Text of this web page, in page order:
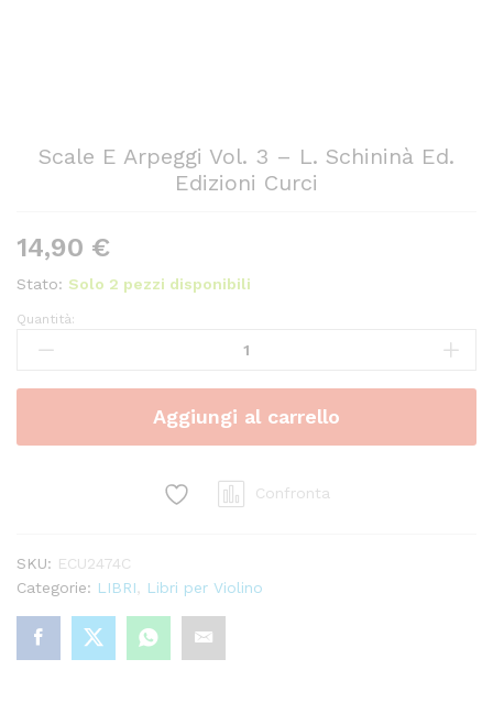
Scale E Arpeggi Vol. 3 – L. Schininà Ed.
Edizioni Curci
14,90 €
Stato: Solo 2 pezzi disponibili
Scale
Vol.
-
Curci
quantity
Quantità:
Aggiungi al carrello
Confronta
SKU: ECU2474C
Categorie: LIBRI Libri per Violino